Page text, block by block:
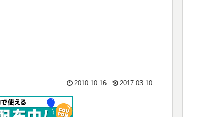
2010.10.16 2017.03.10